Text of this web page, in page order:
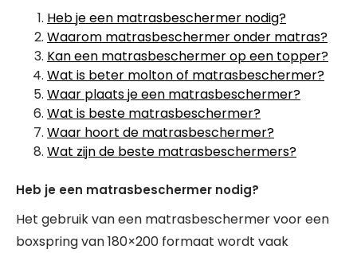
Heb je een matrasbeschermer nodig?
Waarom matrasbeschermer onder matras?
Kan een matrasbeschermer op een topper?
Wat is beter molton of matrasbeschermer?
Waar plaats je een matrasbeschermer?
Wat is beste matrasbeschermer?
Waar hoort de matrasbeschermer?
Wat zijn de beste matrasbeschermers?
Heb je een matrasbeschermer nodig?
Het gebruik van een matrasbeschermer voor een
boxspring van 180×200 formaat wordt vaak